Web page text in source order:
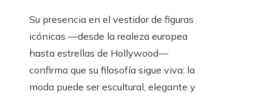
Su presencia en el vestidor de figuras
icónicas —desde la realeza europea
hasta estrellas de Hollywood—
confirma que su filosofía sigue viva: la
moda puede ser escultural, elegante y